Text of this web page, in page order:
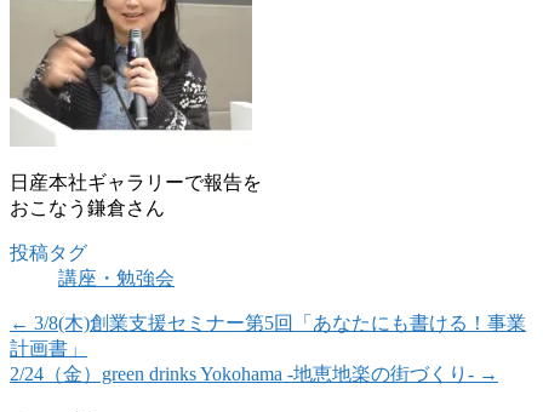
日産本社ギャラリーで報告を
おこなう鎌倉さん
投稿タグ
講座・勉強会
← 3/8(木)創業支援セミナー第5回「あなたにも書ける！事業
計画書」
2/24（金）green drinks Yokohama -地恵地楽の街づくり- →